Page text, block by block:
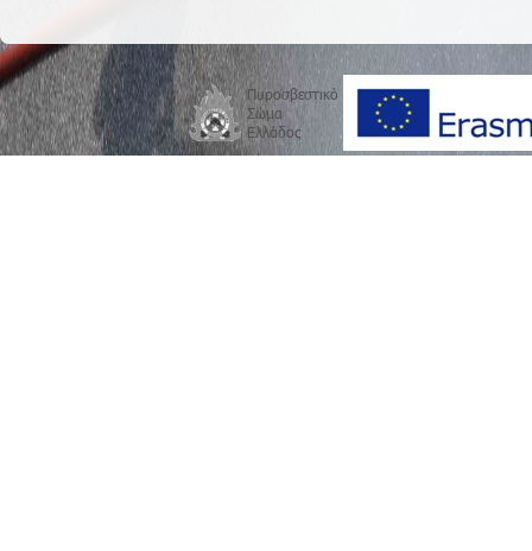
Πυροσβεστικό
Σώμα
Ελλάδος